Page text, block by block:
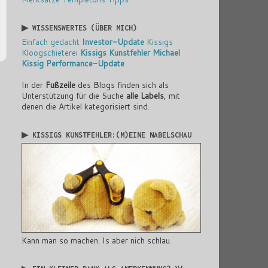
▶ WISSENSWERTES (ÜBER MICH)
Einfach gedacht Investor-Update Kissigs
Kloogschieterei Kissigs Kunstfehler Michael
Kissig Performance-Update
In der Fußzeile des Blogs finden sich als
Unterstützung für die Suche alle Labels , mit
denen die Artikel kategorisiert sind.
▶ KISSIGS KUNSTFEHLER:(M)EINE NABELSCHAU
Kann man so machen. Is aber nich schlau.